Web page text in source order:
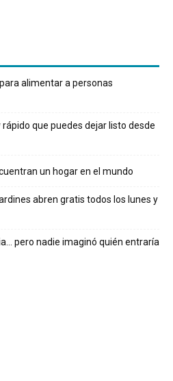
alimentar a personas
que puedes dejar listo desde
un hogar en el mundo
abren gratis todos los lunes y
pero nadie imaginó quién entraría